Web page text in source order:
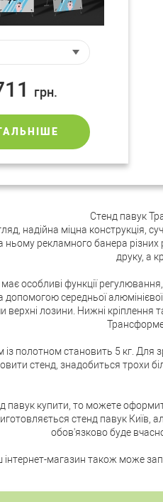
грн.
Стенд павук
надійна міцна конструкція,
ньому рекламного банера
друку, а
особливі функції
допомогою середньої
верхні лозини. Нижні
із полотном становить 5 кг.
стенд, знадобиться трохи
павук купити, то можете
стенд павук Київ,
обов'язково буде
інтернет-магазин також може